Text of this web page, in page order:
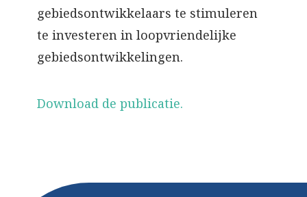
gebiedsontwikkelaars te stimuleren
te investeren in loopvriendelijke
gebiedsontwikkelingen.
Download de publicatie.